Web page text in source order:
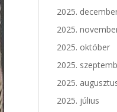
2025.
2025.
2025. október
2025.
2025.
2025. július